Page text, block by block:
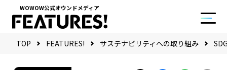
WOWOW公式オウンドメディア
TOP FEATURES! サステナビリティへの取り組み